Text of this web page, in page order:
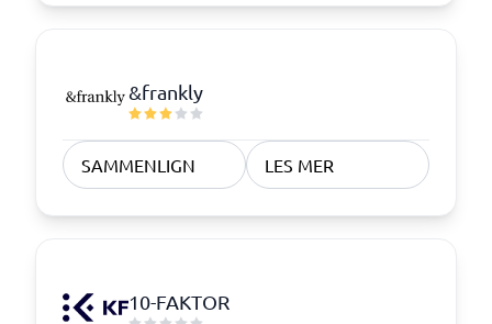
&frankly
SAMMENLIGN LES MER
10-FAKTOR